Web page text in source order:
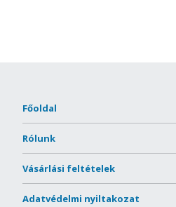
Főoldal
Rólunk
Vásárlási feltételek
Adatvédelmi nyiltakozat